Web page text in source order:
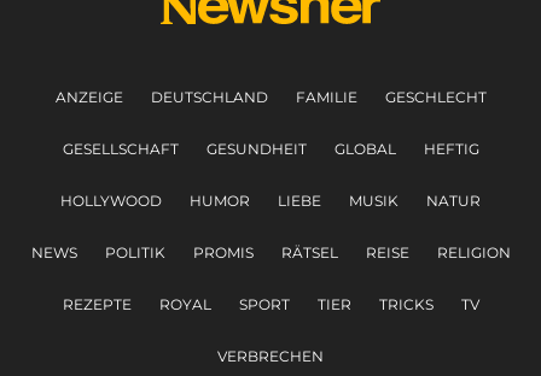
ANZEIGE DEUTSCHLAND FAMILIE GESCHLECHT
GESELLSCHAFT GESUNDHEIT GLOBAL HEFTIG
HOLLYWOOD HUMOR LIEBE MUSIK NATUR
NEWS POLITIK PROMIS RÄTSEL REISE RELIGION
REZEPTE ROYAL SPORT TIER TRICKS TV
VERBRECHEN